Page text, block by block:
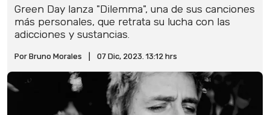
Green Day lanza "Dilemma", una de sus canciones
más personales, que retrata su lucha con las
adicciones y sustancias.
Por Bruno Morales 07 Dic, 2023. 13:12 hrs